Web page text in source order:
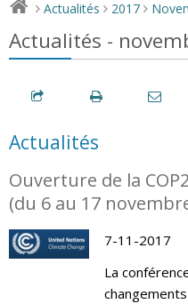
> Actualités > 2017 >
Actualités -
Actualités
Ouverture de la
(du 6 au 17
7-11-2017
La